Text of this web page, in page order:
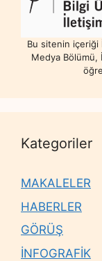
Bu sitenin içeriği
Medya Bölümü,
Kategoriler
MAKALELER
HABERLER
GÖRÜŞ
İNFOGRAFİK